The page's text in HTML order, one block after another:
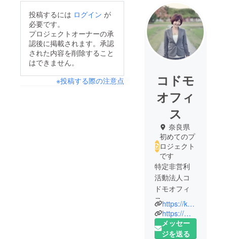
投稿するには ログイン が
必要です。
プロジェクトオーナーの承
認後に掲載されます。承認
された内容を削除すること
はできません。
※投稿する際の注意点
コドモ
オフィ
ス
奈良県
初めてのプ
ロジェクト
です
特定非営利
活動法人コ
ドモオフィ
ス
代表理事
大西貴子
https://kodomo-office.com
https://m.facebook.com/kodomoofficeikoma/
メッセー
ジを送る